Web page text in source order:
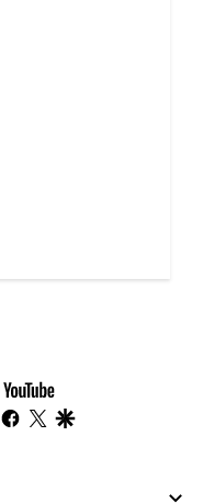
youtube-
footer
instagram
facebook
twitter